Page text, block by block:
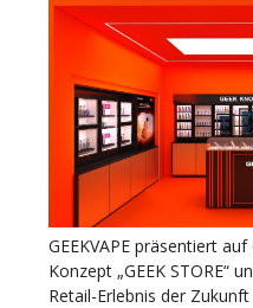
GEEKVAPE präsentiert
Konzept „GEEK STORE“
Retail-Erlebnis der Zukunft